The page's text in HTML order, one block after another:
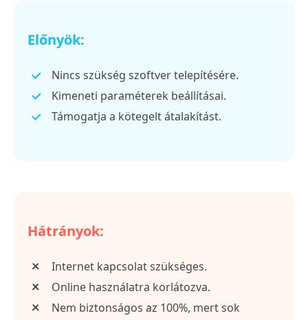
Előnyök:
Nincs szükség szoftver telepítésére.
Kimeneti paraméterek beállításai.
Támogatja a kötegelt átalakítást.
Hátrányok:
Internet kapcsolat szükséges.
Online használatra korlátozva.
Nem biztonságos az 100%, mert sok